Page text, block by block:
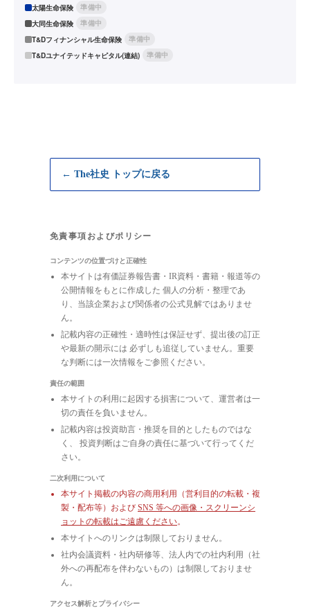
太陽生命保険
準備中
大同生命保険
準備中
T&Dフィナンシャル生命保険
準備中
T&Dユナイテッドキャピタル(連結)
準備中
← The社史 トップに戻る
免責事項およびポリシー
コンテンツの位置づけと正確性
本サイトは有価証券報告書・IR資料・書籍・報道等の
公開情報をもとに作成した 個人の分析・整理であ
り、当該企業および関係者の公式見解ではありませ
ん。
記載内容の正確性・適時性は保証せず、提出後の訂正
や最新の開示には 必ずしも追従していません。重要
な判断には一次情報をご参照ください。
責任の範囲
本サイトの利用に起因する損害について、運営者は一
切の責任を負いません。
記載内容は投資助言・推奨を目的としたものではな
く、 投資判断はご自身の責任に基づいて行ってくだ
さい。
二次利用について
本サイト掲載の内容の商用利用（営利目的の転載・複
製・配布等）および SNS 等への画像・スクリーンシ
ョットの転載はご遠慮ください。
本サイトへのリンクは制限しておりません。
社内会議資料・社内研修等、法人内での社内利用（社
外への再配布を伴わないもの）は制限しておりませ
ん。
アクセス解析とプライバシー